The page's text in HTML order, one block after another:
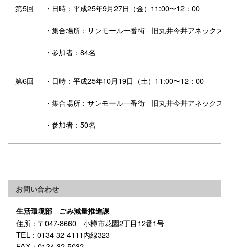
第5回 ・日時：平成25年9月27日（金）11:00〜12：00
・集合場所：サンモール一番街 旧丸井今井アネックス
・参加者：84名
第6回 ・日時：平成25年10月19日（土）11:00〜12：00
・集合場所：サンモール一番街 旧丸井今井アネックス
・参加者：50名
お問い合わせ
生活環境部 ごみ減量推進課
住所 ：〒047-8660 小樽市花園2丁目12番1号
TEL ：0134-32-4111内線323